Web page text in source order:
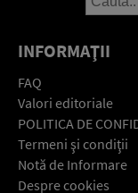
INFORMAŢII
FAQ
Valori editoriale
POLITICA DE
Termeni şi condiţii
Notă de Informare
Despre cookies